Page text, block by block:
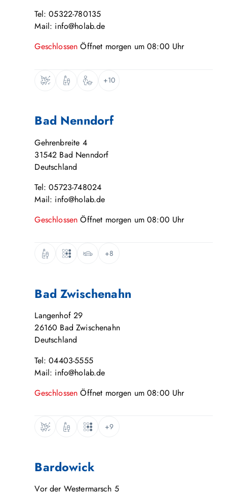
Tel: 05322-780135
Mail: info@holab.de
GeschlossenÖffnet morgen um08:00 Uhr
+10
Bad Nenndorf
Gehrenbreite 4
31542 Bad Nenndorf
Deutschland
Tel: 05723-748024
Mail: info@holab.de
GeschlossenÖffnet morgen um08:00 Uhr
+8
Bad Zwischenahn
Langenhof 29
26160 Bad Zwischenahn
Deutschland
Tel: 04403-5555
Mail: info@holab.de
GeschlossenÖffnet morgen um08:00 Uhr
+9
Bardowick
Vor der Westermarsch 5